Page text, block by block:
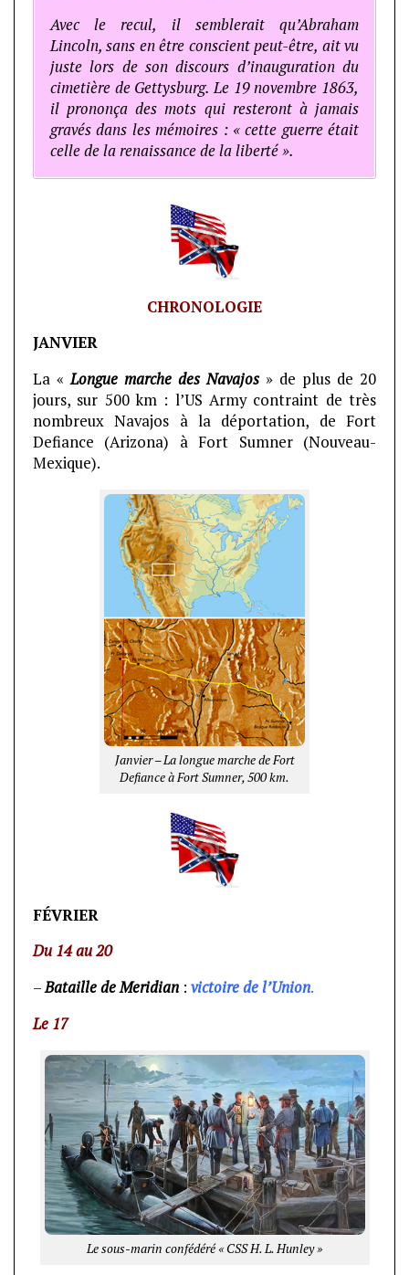
Avec le recul, il semblerait qu’Abraham
Lincoln, sans en être conscient peut-être, ait vu
juste lors de son discours d’inauguration du
cimetière de Gettysburg. Le 19 novembre 1863,
il prononça des mots qui resteront à jamais
gravés dans les mémoires : « cette guerre était
celle de la renaissance de la liberté ».
CHRONOLOGIE
JANVIER
La «Longue marche des Navajos» de plus de 20
jours, sur 500 km : l’US Army contraint de très
nombreux Navajos à la déportation, de Fort
Defiance (Arizona) à Fort Sumner (Nouveau-
Mexique).
Janvier – La longue marche de Fort
Defiance à Fort Sumner, 500 km.
FÉVRIER
Du 14 au 20
–Bataille de Meridian :victoire de l’Union.
Le 17
Le sous-marin confédéré « CSS H. L. Hunley »